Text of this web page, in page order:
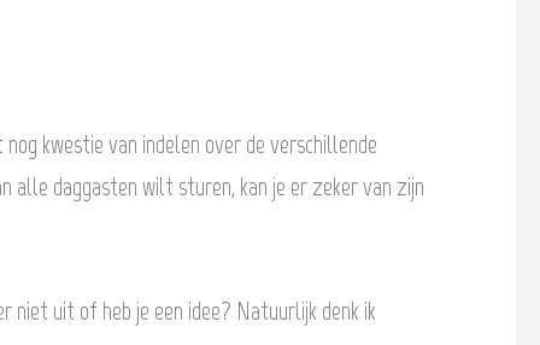
kwestie van indelen over de verschillende
alle daggasten wilt sturen, kan je er zeker van zijn
niet uit of heb je een idee? Natuurlijk denk ik